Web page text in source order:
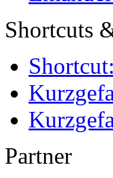
Shortcuts
Partner